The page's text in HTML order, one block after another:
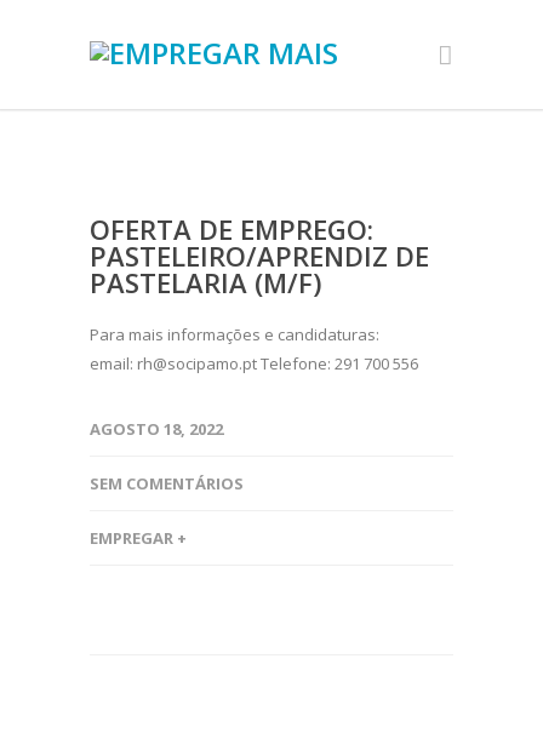
OFERTA DE EMPREGO:
PASTELEIRO/APRENDIZ DE
PASTELARIA (M/F)
Para mais informações e candidaturas:
email: rh@socipamo.pt Telefone: 291 700 556
AGOSTO 18, 2022
SEM COMENTÁRIOS
EMPREGAR +